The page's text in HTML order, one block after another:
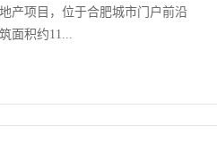
产项目，位于合肥城市门户前沿
面积约11...
寓组成及社区配套商业，意在打造
标杆。项目于2010年6月开盘，现已